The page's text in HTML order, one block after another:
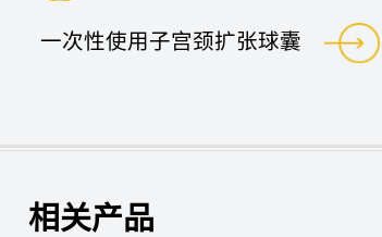
一次性使用子宫颈扩张球囊
相关产品